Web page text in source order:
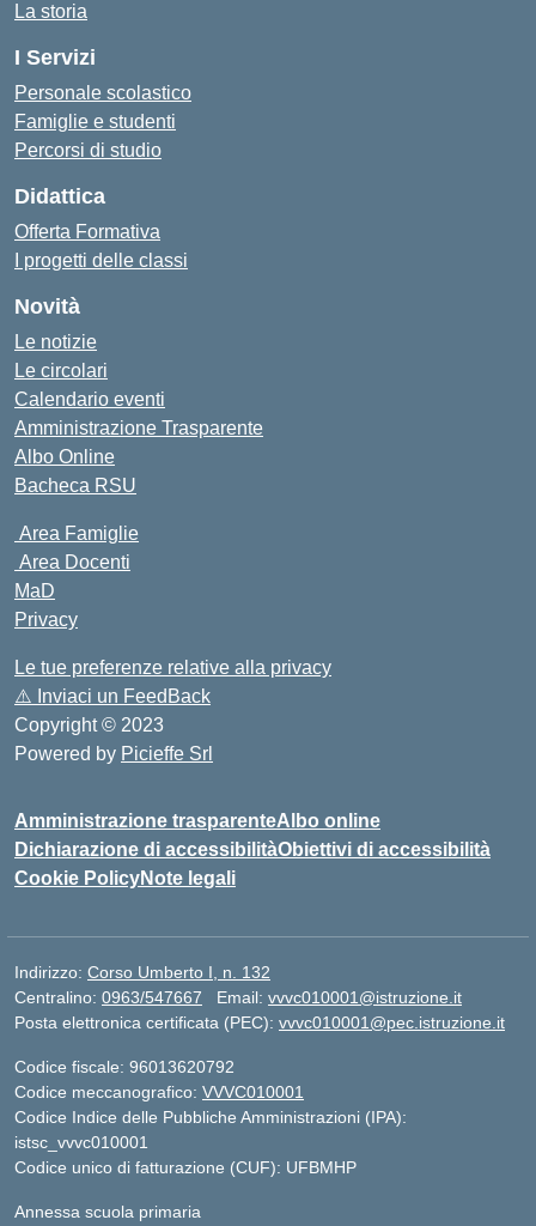
La storia
I Servizi
Personale scolastico
Famiglie e studenti
Percorsi di studio
Didattica
Offerta Formativa
I progetti delle classi
Novità
Le notizie
Le circolari
Calendario eventi
Amministrazione Trasparente
Albo Online
Bacheca RSU
Area Famiglie
Area Docenti
MaD
Privacy
Le tue preferenze relative alla privacy
⚠️ Inviaci un FeedBack
Copyright © 2023
Powered by Picieffe Srl
Amministrazione trasparenteAlbo online
Dichiarazione di accessibilitàObiettivi di accessibilità
Cookie PolicyNote legali
Indirizzo: Corso Umberto I, n. 132
Centralino: 0963/547667 Email: vvvc010001@istruzione.it
Posta elettronica certificata (PEC): vvvc010001@pec.istruzione.it
Codice fiscale: 96013620792
Codice meccanografico: VVVC010001
Codice Indice delle Pubbliche Amministrazioni (IPA):
istsc_vvvc010001
Codice unico di fatturazione (CUF): UFBMHP
Annessa scuola primaria